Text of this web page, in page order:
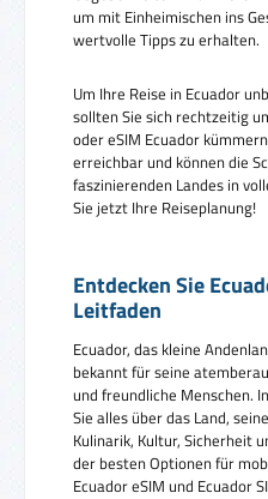
um mit Einheimischen ins
wertvolle Tipps zu erhalten.
Um Ihre Reise in Ecuador
sollten Sie sich rechtzeitig
oder eSIM Ecuador
erreichbar und können die
faszinierenden Landes in
Sie jetzt Ihre Reiseplanung!
Entdecken Sie
Leitfaden
Ecuador, das kleine
bekannt für seine
und freundliche Menschen.
Sie alles über das Land,
Kulinarik, Kultur, Sicherheit
der besten Optionen für
Ecuador eSIM und Ecuador